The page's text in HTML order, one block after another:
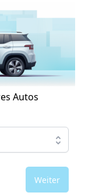
Autos
Weiter